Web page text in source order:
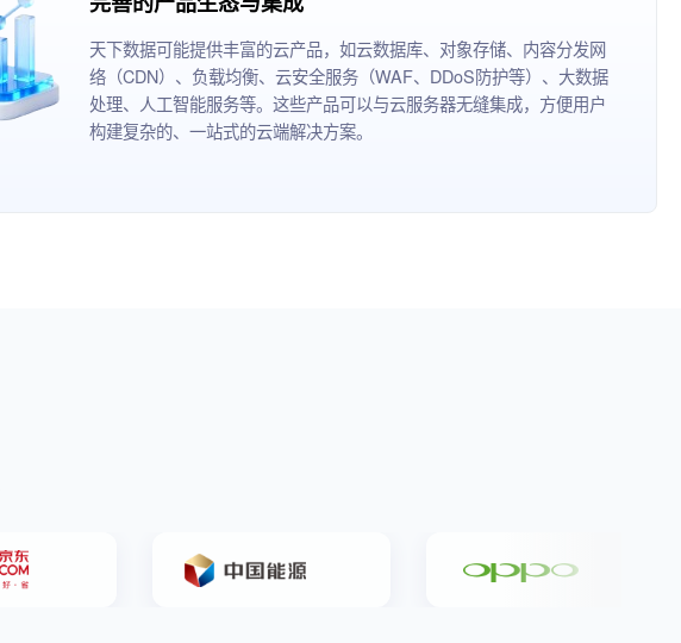
天下数据可能提供丰富的云产品，如云数据库、对象存储、内容分发网
络（CDN）、负载均衡、云安全服务（WAF、DDoS防护等）、大数据
处理、人工智能服务等。这些产品可以与云服务器无缝集成，方便用户
构建复杂的、一站式的云端解决方案。